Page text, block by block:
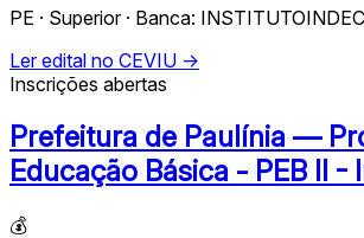
PE · Superior · Banca: INSTITUTOINDEC
Ler edital no CEVIU →
Inscrições abertas
Prefeitura de Paulínia —
Educação Básica - PEB II
💰